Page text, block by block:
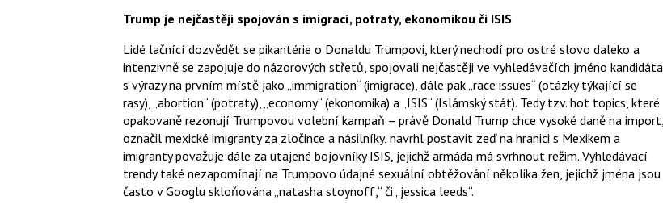
Trump je nejčastěji spojován s imigrací, potraty, ekonomikou či ISIS
Lidé lačnící dozvědět se pikantérie o Donaldu Trumpovi, který nechodí pro ostré slovo daleko a
intenzivně se zapojuje do názorových střetů, spojovali nejčastěji ve vyhledávačích jméno kandidáta
s výrazy na prvním místě jako „immigration“ (imigrace), dále pak „race issues“ (otázky týkající se
rasy), „abortion“ (potraty), „economy“ (ekonomika) a „ISIS“ (Islámský stát). Tedy tzv. hot topics, které
opakovaně rezonují Trumpovou volební kampaň – právě Donald Trump chce vysoké daně na import,
označil mexické imigranty za zločince a násilníky, navrhl postavit zeď na hranici s Mexikem a
imigranty považuje dále za utajené bojovníky ISIS, jejichž armáda má svrhnout režim. Vyhledávací
trendy také nezapomínají na Trumpovo údajné sexuální obtěžování několika žen, jejichž jména jsou
často v Googlu skloňována „natasha stoynoff,“ či „jessica leeds“.